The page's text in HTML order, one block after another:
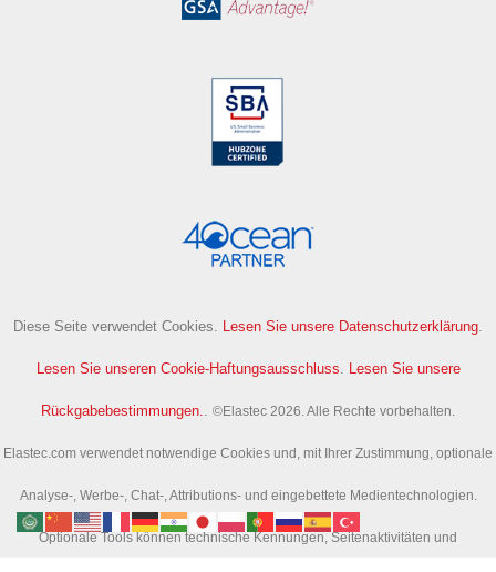
Diese Seite verwendet Cookies. Lesen Sie unsere Datenschutzerklärung.
Lesen Sie unseren Cookie-Haftungsausschluss. Lesen Sie unsere
Rückgabebestimmungen.. ©Elastec 2026. Alle Rechte vorbehalten.
Elastec.com verwendet notwendige Cookies und, mit Ihrer Zustimmung, optionale
Analyse-, Werbe-, Chat-, Attributions- und eingebettete Medientechnologien.
Optionale Tools können technische Kennungen, Seitenaktivitäten und